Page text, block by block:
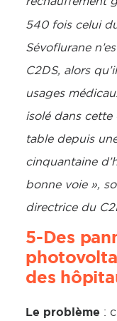
540 fois celui
Sévoflurane
C2DS, alors
usages
isolé dans cette
table depuis
cinquantaine
bonne voie »,
directrice du
5-Des
des
Le problème :